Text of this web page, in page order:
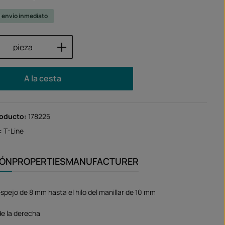
envío inmediato
del producto: introduce la cantidad
pieza
A la cesta
178225
T-Line
PROPERTIESMANUFACTURER
de 8 mm hasta el hilo del manillar de 10 mm
la derecha